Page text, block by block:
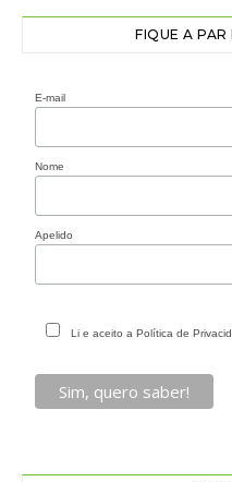
FIQUE A
E-mail
Nome
Apelido
Li e aceito a Política de